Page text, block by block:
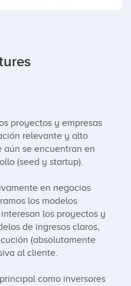
proyectos y empresas
relevante y alto
se encuentran en
(seed y startup).
en negocios
los modelos
los proyectos y
de ingresos claros,
(absolutamente
al cliente.
como inversores